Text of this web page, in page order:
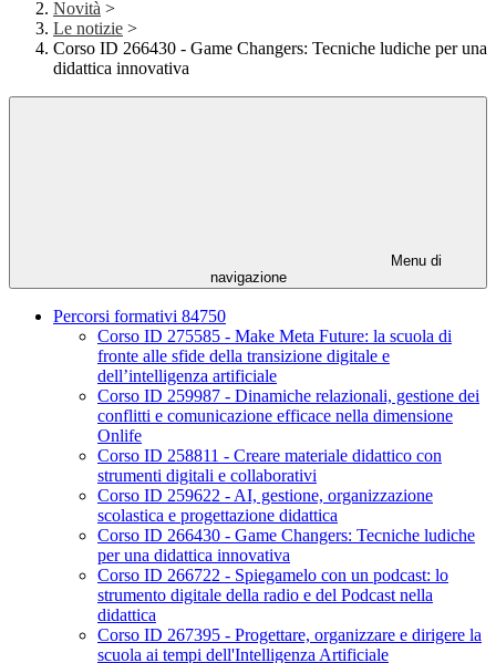
Novità >
Le notizie >
Corso ID 266430 - Game Changers: Tecniche ludiche per una
didattica innovativa
Menu di
navigazione
Percorsi formativi 84750
Corso ID 275585 - Make Meta Future: la scuola di
fronte alle sfide della transizione digitale e
dell’intelligenza artificiale
Corso ID 259987 - Dinamiche relazionali, gestione dei
conflitti e comunicazione efficace nella dimensione
Onlife
Corso ID 258811 - Creare materiale didattico con
strumenti digitali e collaborativi
Corso ID 259622 - AI, gestione, organizzazione
scolastica e progettazione didattica
Corso ID 266430 - Game Changers: Tecniche ludiche
per una didattica innovativa
Corso ID 266722 - Spiegamelo con un podcast: lo
strumento digitale della radio e del Podcast nella
didattica
Corso ID 267395 - Progettare, organizzare e dirigere la
scuola ai tempi dell'Intelligenza Artificiale